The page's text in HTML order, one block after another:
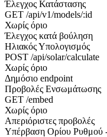
Έλεγχος Κατάστασης
GET /api/v1/models/:id
Χωρίς όριο
Έλεγχος κατά βούληση
Ηλιακός Υπολογισμός
POST /api/solar/calculate
Χωρίς όριο
Δημόσιο endpoint
Προβολές Ενσωμάτωσης
GET /embed
Χωρίς όριο
Απεριόριστες προβολές
Υπέρβαση Ορίου Ρυθμού